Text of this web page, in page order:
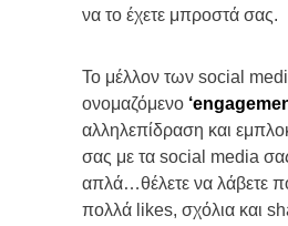
να το έχετε μπροστά σας.
Το μέλλον των social
ονομαζόμενο ‘
αλληλεπίδραση και
σας με τα social media
απλά…θέλετε να λάβετε
πολλά likes, σχόλια και